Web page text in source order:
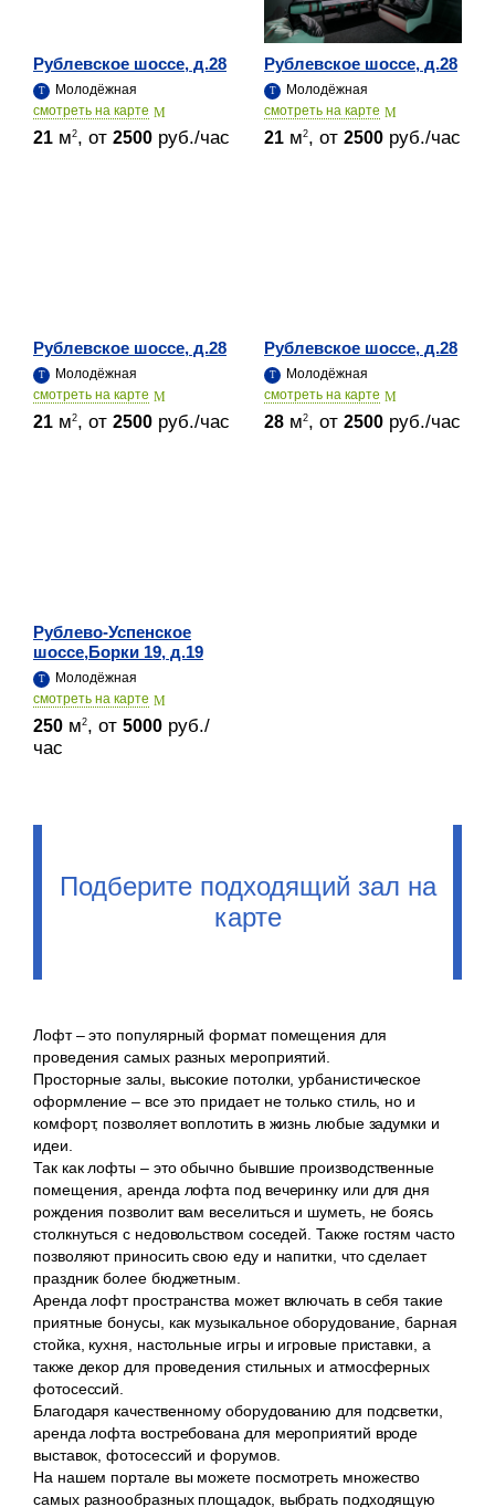
Рублевское шоссе, д.28
Молодёжная
cмотреть на карте
21 м2, от 2500 руб./час
Рублевское шоссе, д.28
Молодёжная
cмотреть на карте
21 м2, от 2500 руб./час
Рублевское шоссе, д.28
Молодёжная
cмотреть на карте
21 м2, от 2500 руб./час
Рублевское шоссе, д.28
Молодёжная
cмотреть на карте
28 м2, от 2500 руб./час
Рублево-Успенское
шоссе,Борки 19, д.19
Молодёжная
cмотреть на карте
250 м2, от 5000 руб./
час
Подберите подходящий зал на
карте
Лофт – это популярный формат помещения для
проведения самых разных мероприятий.
Просторные залы, высокие потолки, урбанистическое
оформление – все это придает не только стиль, но и
комфорт, позволяет воплотить в жизнь любые задумки и
идеи.
Так как лофты – это обычно бывшие производственные
помещения, аренда лофта под вечеринку или для дня
рождения позволит вам веселиться и шуметь, не боясь
столкнуться с недовольством соседей. Также гостям часто
позволяют приносить свою еду и напитки, что сделает
праздник более бюджетным.
Аренда лофт пространства может включать в себя такие
приятные бонусы, как музыкальное оборудование, барная
стойка, кухня, настольные игры и игровые приставки, а
также декор для проведения стильных и атмосферных
фотосессий.
Благодаря качественному оборудованию для подсветки,
аренда лофта востребована для мероприятий вроде
выставок, фотосессий и форумов.
На нашем портале вы можете посмотреть множество
самых разнообразных площадок, выбрать подходящую